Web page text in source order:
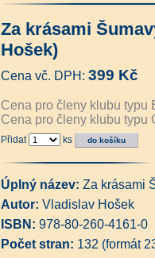
Za krásami
Hošek)
Cena vč. DPH: 399 Kč
Cena pro členy klubu typu
Cena pro členy klubu typu
Přidat ks
Úplný název: Za krásami
Autor: Vladislav Hošek
ISBN: 978-80-260-4161-0
Počet stran: 132 (formát